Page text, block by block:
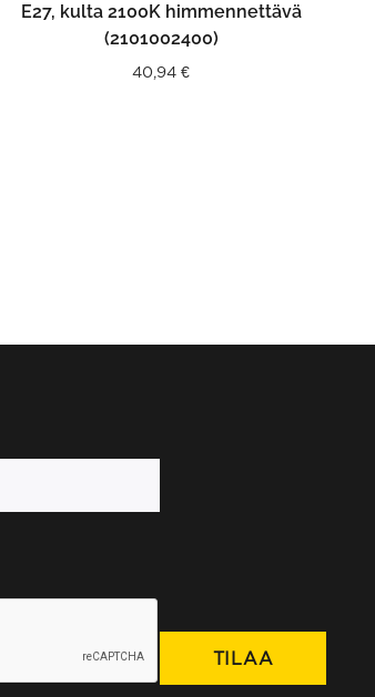
E27, kulta 2100K himmennettävä
(2101002400)
40,94€